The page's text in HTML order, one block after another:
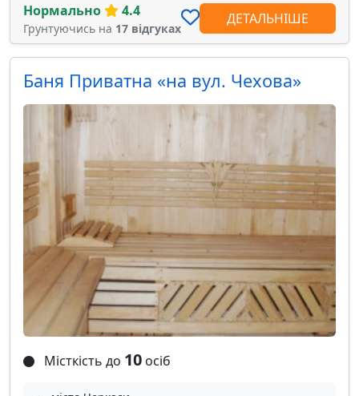
Нормально 4.4
Грунтуючись на 17 відгуках
ДЕТАЛЬНІШЕ
Баня Приватна «на вул. Чехова»
Місткість до 10 осіб